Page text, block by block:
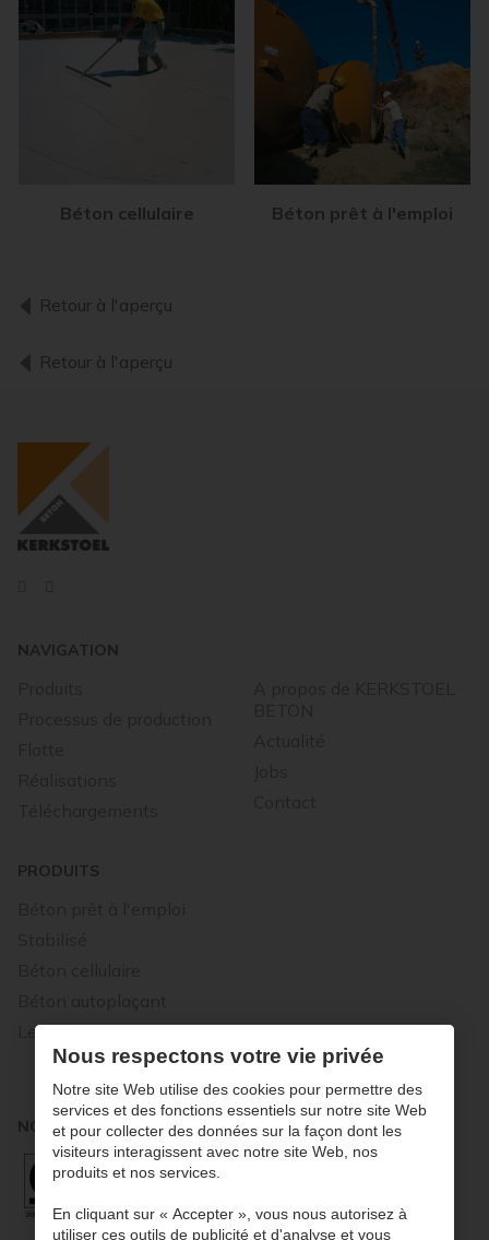
Béton cellulaire Béton prêt à l'emploi
Retour à l'aperçu
Retour à l'aperçu
NAVIGATION
PRODUITS
Le béton routier
NOUS SOMMES SYNONYMES DE QUALITÉ
Nous respectons votre vie privée
Notre site Web utilise des cookies pour permettre des
services et des fonctions essentiels sur notre site Web
et pour collecter des données sur la façon dont les
visiteurs interagissent avec notre site Web, nos
produits et nos services.
En cliquant sur « Accepter », vous nous autorisez à
utiliser ces outils de publicité et d'analyse et vous